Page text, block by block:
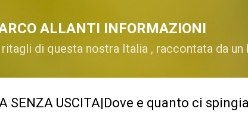
ALLANTI INFORMAZIONI
di questa nostra Italia , raccontata da un
SENZA USCITA|Dove e quanto ci